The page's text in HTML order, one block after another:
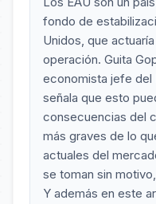
fondo de
Unidos, que
operación. Guita
economista jefe del
señala que esto
consecuencias del
más graves de lo
actuales del
se toman sin
Y además en este